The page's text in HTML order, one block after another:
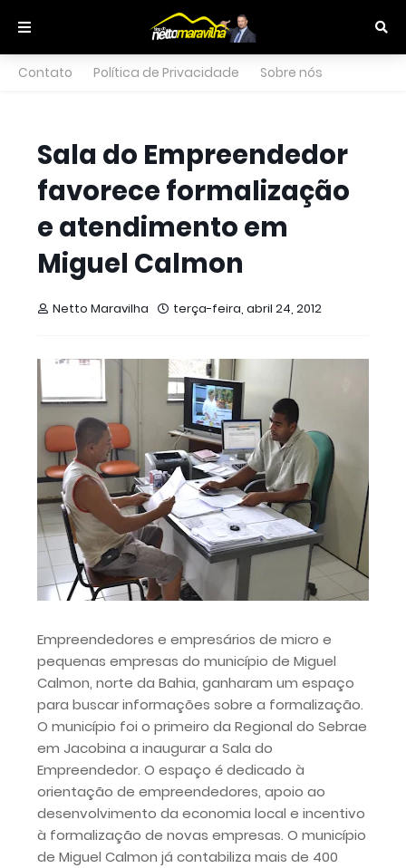
Contato Política de Privacidade Sobre nós
Sala do Empreendedor
favorece formalização
e atendimento em
Miguel Calmon
Netto Maravilha terça-feira, abril 24, 2012
Empreendedores e empresários de micro e
pequenas empresas do município de Miguel
Calmon, norte da Bahia, ganharam um espaço
para buscar informações sobre a formalização.
O município foi o primeiro da Regional do Sebrae
em Jacobina a inaugurar a Sala do
Empreendedor. O espaço é dedicado à
orientação de empreendedores, apoio ao
desenvolvimento da economia local e incentivo
à formalização de novas empresas. O município
de Miguel Calmon já contabiliza mais de 400